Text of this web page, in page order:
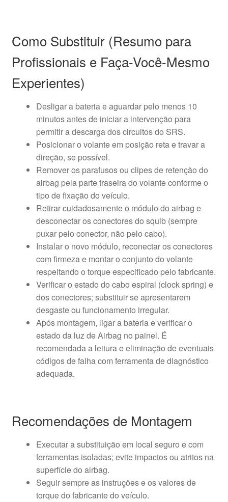
Como Substituir (Resumo para
Profissionais e Faça-Você-Mesmo
Experientes)
Desligar a bateria e aguardar pelo menos 10
minutos antes de iniciar a intervenção para
permitir a descarga dos circuitos do SRS.
Posicionar o volante em posição reta e travar a
direção, se possível.
Remover os parafusos ou clipes de retenção do
airbag pela parte traseira do volante conforme o
tipo de fixação do veículo.
Retirar cuidadosamente o módulo do airbag e
desconectar os conectores do squib (sempre
puxar pelo conector, não pelo cabo).
Instalar o novo módulo, reconectar os conectores
com firmeza e montar o conjunto do volante
respeitando o torque especificado pelo fabricante.
Verificar o estado do cabo espiral (clock spring) e
dos conectores; substituir se apresentarem
desgaste ou funcionamento irregular.
Após montagem, ligar a bateria e verificar o
estado da luz de Airbag no painel. É
recomendada a leitura e eliminação de eventuais
códigos de falha com ferramenta de diagnóstico
adequada.
Recomendações de Montagem
Executar a substituição em local seguro e com
ferramentas isoladas; evite impactos ou atritos na
superfície do airbag.
Seguir sempre as instruções e os valores de
torque do fabricante do veículo.